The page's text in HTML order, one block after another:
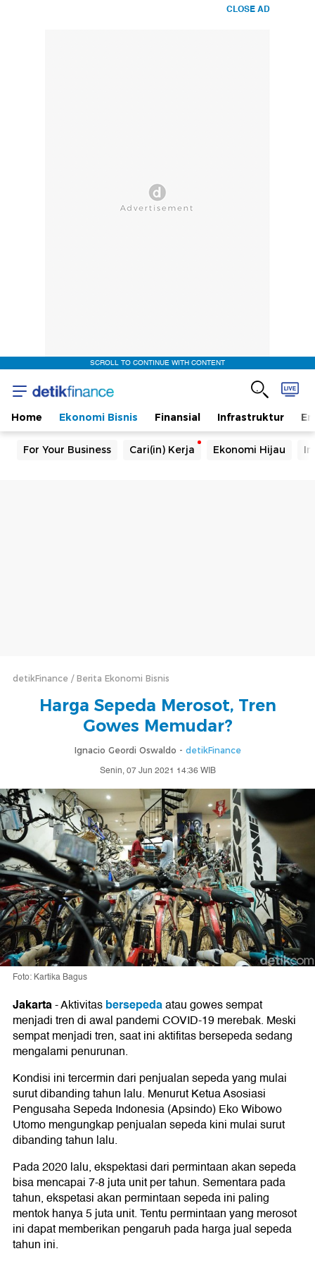
CLOSE AD
SCROLL TO CONTINUE WITH CONTENT
Home Ekonomi Bisnis Finansial Infrastruktur
For Your Business Cari(in) Kerja Ekonomi Hijau
detikFinance Berita Ekonomi Bisnis
Harga Sepeda Merosot, Tren
Gowes Memudar?
Ignacio Geordi Oswaldo - detikFinance
Senin, 07 Jun 2021 14:36 WIB
Foto: Kartika Bagus
Jakarta-Aktivitasbersepedaatau gowes sempat
menjadi tren di awal pandemi COVID-19 merebak. Meski
sempat menjadi tren, saat ini aktifitas bersepeda sedang
mengalami penurunan.
Kondisi ini tercermin dari penjualan sepeda yang mulai
surut dibanding tahun lalu. Menurut Ketua Asosiasi
Pengusaha Sepeda Indonesia (Apsindo) Eko Wibowo
Utomo mengungkap penjualan sepeda kini mulai surut
dibanding tahun lalu.
Pada 2020 lalu, ekspektasi dari permintaan akan sepeda
bisa mencapai 7-8 juta unit per tahun. Sementara pada
tahun, ekspetasi akan permintaan sepeda ini paling
mentok hanya 5 juta unit. Tentu permintaan yang merosot
ini dapat memberikan pengaruh pada harga jual sepeda
tahun ini.